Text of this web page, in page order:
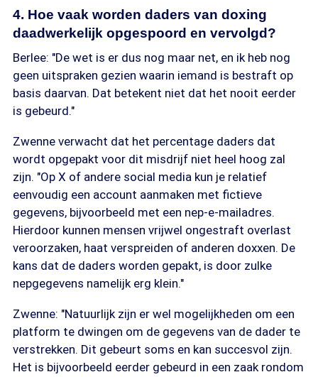
4. Hoe vaak worden daders van doxing
daadwerkelijk opgespoord en vervolgd?
Berlee: "De wet is er dus nog maar net, en ik heb nog
geen uitspraken gezien waarin iemand is bestraft op
basis daarvan. Dat betekent niet dat het nooit eerder
is gebeurd."
Zwenne verwacht dat het percentage daders dat
wordt opgepakt voor dit misdrijf niet heel hoog zal
zijn. "Op X of andere social media kun je relatief
eenvoudig een account aanmaken met fictieve
gegevens, bijvoorbeeld met een nep-e-mailadres.
Hierdoor kunnen mensen vrijwel ongestraft overlast
veroorzaken, haat verspreiden of anderen doxxen. De
kans dat de daders worden gepakt, is door zulke
nepgegevens namelijk erg klein."
Zwenne: "Natuurlijk zijn er wel mogelijkheden om een
platform te dwingen om de gegevens van de dader te
verstrekken. Dit gebeurt soms en kan succesvol zijn.
Het is bijvoorbeeld eerder gebeurd in een zaak rondom